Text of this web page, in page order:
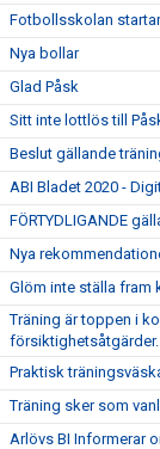
Fotbollsskolan
Nya bollar
Glad Påsk
Sitt inte lottlös till
Beslut gällande
ABI Bladet 2020 -
FÖRTYDLIGANDE
Nya
Glöm inte ställa fram
Träning är toppen i
Praktisk
Träning sker som
Arlövs BI Informerar